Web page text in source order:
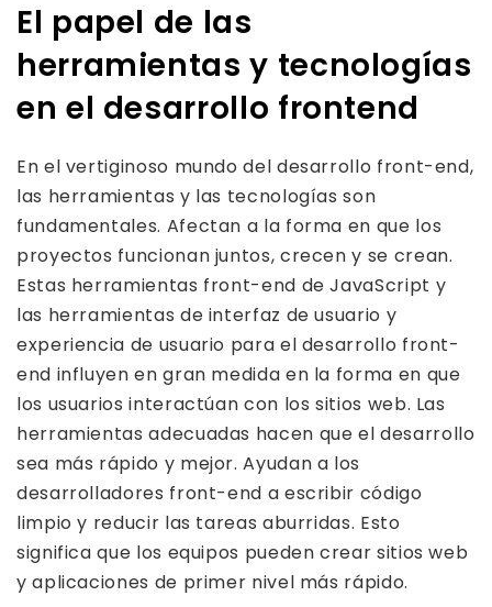
El papel de las
herramientas y tecnologías
en el desarrollo frontend
En el vertiginoso mundo del desarrollo front-end,
las herramientas y las tecnologías son
fundamentales. Afectan a la forma en que los
proyectos funcionan juntos, crecen y se crean.
Estas herramientas front-end de JavaScript y
las herramientas de interfaz de usuario y
experiencia de usuario para el desarrollo front-
end influyen en gran medida en la forma en que
los usuarios interactúan con los sitios web. Las
herramientas adecuadas hacen que el desarrollo
sea más rápido y mejor. Ayudan a los
desarrolladores front-end a escribir código
limpio y reducir las tareas aburridas. Esto
significa que los equipos pueden crear sitios web
y aplicaciones de primer nivel más rápido.